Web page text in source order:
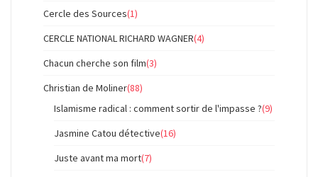
Cercle des Sources(1)
CERCLE NATIONAL RICHARD WAGNER(4)
Chacun cherche son film(3)
Christian de Moliner(88)
Islamisme radical : comment sortir de l'impasse ?(9)
Jasmine Catou détective(16)
Juste avant ma mort(7)